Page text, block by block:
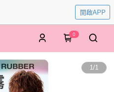
開啟APP
0
1/1